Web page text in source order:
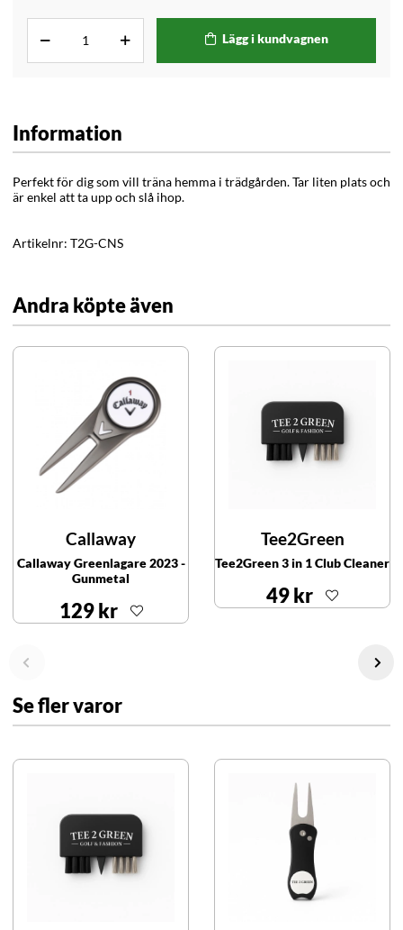
Lägg i kundvagnen
Information
Perfekt för dig som vill träna hemma i trädgården. Tar liten plats och
är enkel att ta upp och slå ihop.
Artikelnr: T2G-CNS
Andra köpte även
Callaway
Callaway Greenlagare 2023 -
Gunmetal
129 kr
Tee2Green
Tee2Green 3 in 1 Club Cleaner
49 kr
Se fler varor